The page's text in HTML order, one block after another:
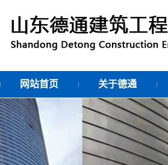
网站首页 关于德通